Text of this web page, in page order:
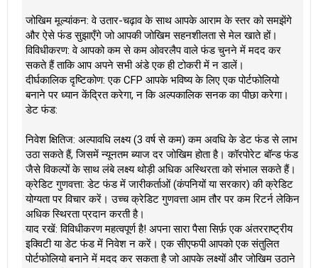
जोखिम मूल्यांकन: वे उतार-चढ़ाव के साथ आपके आराम के स्तर को समझेंगे
और ऐसे फंड सुझाएँगे जो आपकी जोखिम सहनशीलता से मेल खाते हों।
विविधीकरण: वे आपको कम से कम ओवरलैप वाले फंड चुनने में मदद कर
सकते हैं ताकि आप अपने सभी अंडे एक ही टोकरी में न डालें।
दीर्घकालिक दृष्टिकोण: एक CFP आपके भविष्य के लिए एक पोर्टफोलियो
बनाने पर ध्यान केंद्रित करेगा, न कि अल्पकालिक सनक का पीछा करेगा।
डेट फंड:
निवेश क्षितिज: अल्पावधि लक्ष्य (3 वर्ष से कम) कम अवधि के डेट फंड से लाभ
उठा सकते हैं, जिसमें न्यूनतम ब्याज दर जोखिम होता है। कॉरपोरेट बॉन्ड फंड
जैसे विकल्पों के साथ लंबे लक्ष्य थोड़ी अधिक अस्थिरता को संभाल सकते हैं।
क्रेडिट गुणवत्ता: डेट फंड में जारीकर्ताओं (कंपनियों या सरकार) की क्रेडिट
योग्यता पर विचार करें। उच्च क्रेडिट गुणवत्ता आम तौर पर कम रिटर्न लेकिन
अधिक स्थिरता प्रदान करती है।
याद रखें: विविधीकरण महत्वपूर्ण है! अपना सारा पैसा सिर्फ़ एक अंतरराष्ट्रीय
इक्विटी या डेट फंड में निवेश न करें। एक सीएफपी आपको एक संतुलित
पोर्टफोलियो बनाने में मदद कर सकता है जो आपके लक्ष्यों और जोखिम उठाने